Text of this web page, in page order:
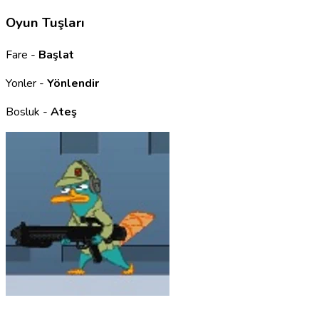
Oyun Tuşları
Fare - Başlat
Yonler - Yönlendir
Bosluk - Ateş